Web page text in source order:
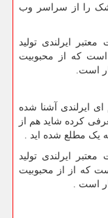
را از سراسر وب
ایرلندی تولید
که از محبوبیت
است.
ایرلندی آشنا شده
کرده شاید هم از
یک مطلع شده اید
ایرلندی تولید
که از از محبوبیت
است